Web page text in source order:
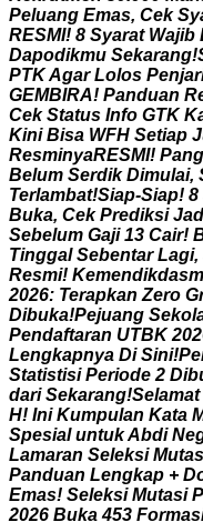
Peluang Emas, Cek Sy
RESMI! 8 Syarat Wajib
Dapodikmu Sekarang!
PTKAgar Lolos Penjar
GEMBIRA! Panduan R
Cek Status Info GTK K
Kini Bisa WFH Setiap J
ResminyaRESMI! Pang
Belum Serdik Dimulai,
Terlambat!Siap-Siap! 8
Buka, Cek Prediksi Jad
Sebelum Gaji 13 Cair!
Tinggal Sebentar Lagi,
Resmi! Kemendikdasm
2026: Terapkan Zero G
Dibuka!Pejuang Sekol
Pendaftaran UTBK 202
Lengkapnya Di Sini!Pe
Statistisi Periode 2 Dib
dari Sekarang!Selamat
H! Ini Kumpulan Kata
Spesial untukAbdi Ne
Lamaran Seleksi Mutas
Panduan Lengkap + D
Emas! Seleksi Mutasi P
2026 Buka 453 Formas